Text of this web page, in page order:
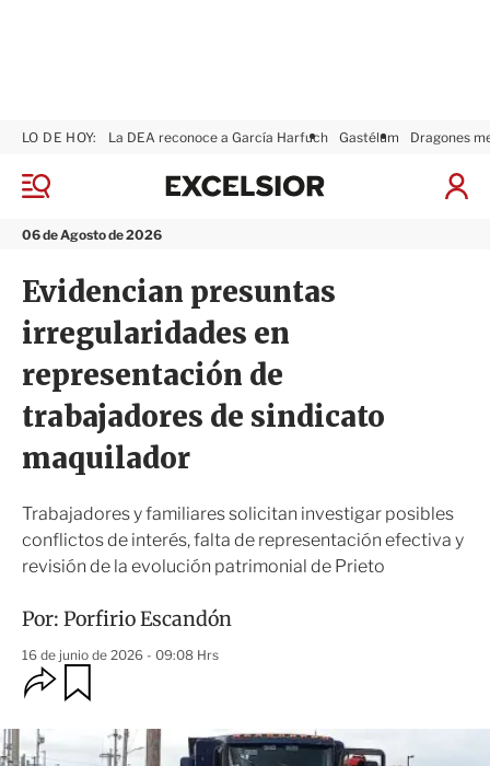
M
n
06 de Agosto de 2026
LO DE HOY: La DEA reconoce a García Harfuch Gastélum Dragones
I
x
i
Evidencian presuntas
irregularidades en
representación de
trabajadores de sindicato
maquilador
Trabajadores y familiares solicitan investigar posibles
conflictos de interés, falta de representación efectiva y
revisión de la evolución patrimonial de Prieto
Por: Porfirio Escandón
16 de junio de 2026 - 09:08 Hrs
O
p
d